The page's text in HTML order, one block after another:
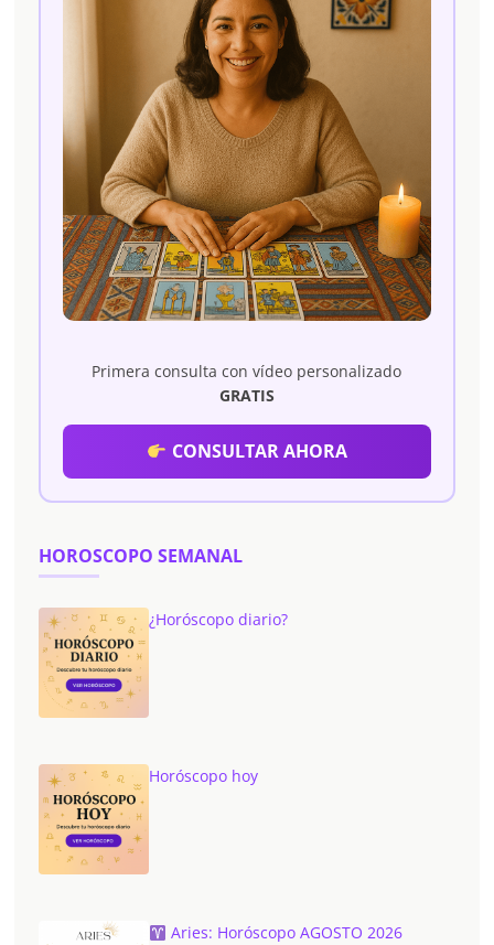
Primera consulta con vídeo personalizado
GRATIS
CONSULTAR AHORA
HOROSCOPO SEMANAL
¿Horóscopo diario?
Horóscopo hoy
Aries: Horóscopo AGOSTO 2026